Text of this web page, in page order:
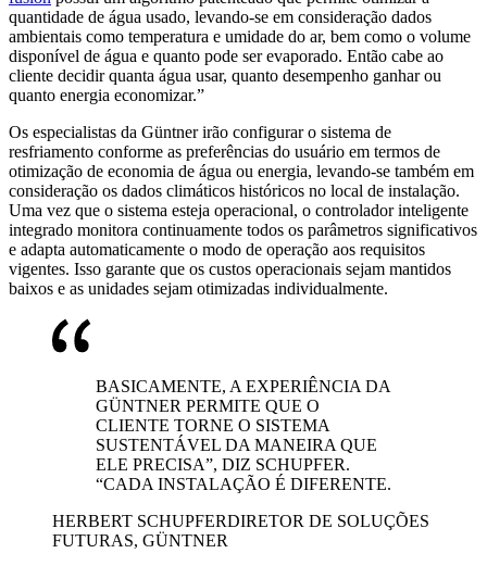
quantidade de água usado, levando-se em consideração dados
ambientais como temperatura e umidade do ar, bem como o volume
disponível de água e quanto pode ser evaporado. Então cabe ao
cliente decidir quanta água usar, quanto desempenho ganhar ou
quanto energia economizar.”
Os especialistas da Güntner irão configurar o sistema de
resfriamento conforme as preferências do usuário em termos de
otimização de economia de água ou energia, levando-se também em
consideração os dados climáticos históricos no local de instalação.
Uma vez que o sistema esteja operacional, o controlador inteligente
integrado monitora continuamente todos os parâmetros significativos
e adapta automaticamente o modo de operação aos requisitos
vigentes. Isso garante que os custos operacionais sejam mantidos
baixos e as unidades sejam otimizadas individualmente.
BASICAMENTE, A EXPERIÊNCIA DA
GÜNTNER PERMITE QUE O
CLIENTE TORNE O SISTEMA
SUSTENTÁVEL DA MANEIRA QUE
ELE PRECISA”, DIZ SCHUPFER.
“CADA INSTALAÇÃO É DIFERENTE.
HERBERT SCHUPFERDIRETOR DE SOLUÇÕES
FUTURAS, GÜNTNER